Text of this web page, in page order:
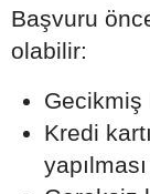
Başvuru
olabilir:
Gecikmiş
Kredi
yapılması